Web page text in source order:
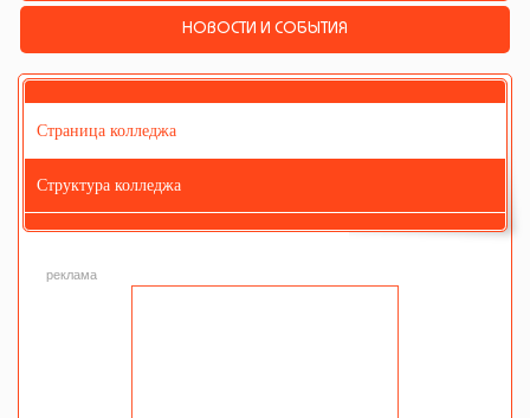
НОВОСТИ И СОБЫТИЯ
Страница колледжа
Структура колледжа
реклама